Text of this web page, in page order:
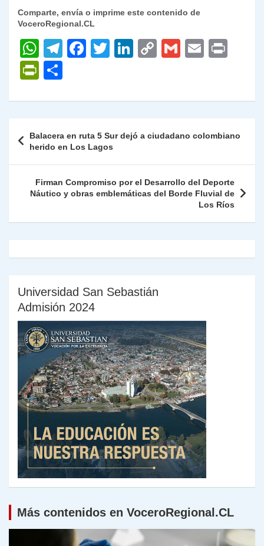
Comparte, envía o imprime este contenido de
VoceroRegional.CL
W
h
at
s
p
p
T
gr
m
F
e
o
o
k
T
er
Li
e
n
C
y
n
k
G
l
E
l
P
nt
Fr
ie
n
dl
y
m
ar
tir
de
entradas
Balacera en ruta 5 Sur dejó a ciudadano colombiano
herido en Los Lagos
Firman Compromiso por el Desarrollo del Deporte
Náutico y obras emblemáticas del Borde Fluvial de
Los Ríos
Universidad San Sebastián
Admisión 2024
Más contenidos en VoceroRegional.CL